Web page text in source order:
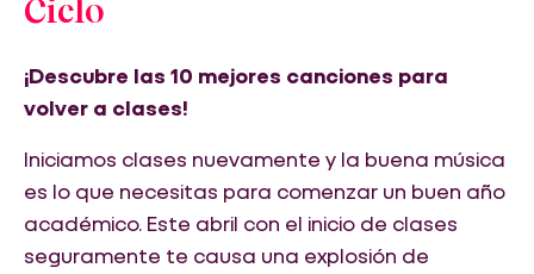
Ciclo
¡Descubre las 10 mejores canciones para
volver a clases!
Iniciamos clases nuevamente y la buena música
es lo que necesitas para comenzar un buen año
académico. Este abril con el inicio de clases
seguramente te causa una explosión de